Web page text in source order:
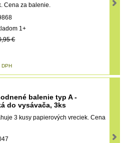
Cena za balenie.
1+
€
DPH
balenie typ A -
do vysávača, 3ks
3 kusy papierových vreciek. Cena